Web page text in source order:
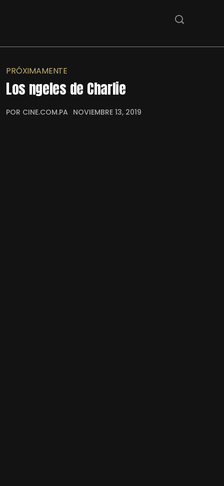
PRÓXIMAMENTE
Los ngeles de Charlie
POR CINE.COM.PA NOVIEMBRE 13, 2019